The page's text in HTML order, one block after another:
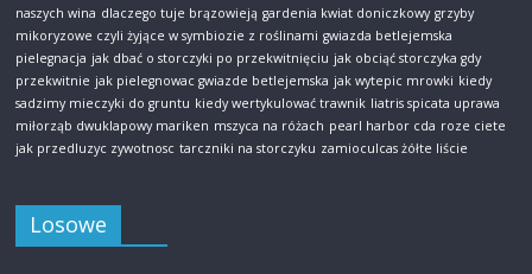
naszych wina dlaczego tuje brązowieją gardenia kwiat doniczkowy grzyby
mikoryzowe czyli żyjące w symbiozie z roślinami gwiazda betlejemska
pielegnacja jak dbać o storczyki po przekwitnięciu jak obciąć storczyka gdy
przekwitnie jak pielegnowac gwiazde betlejemska jak wytepic mrowki kiedy
sadzimy mieczyki do gruntu kiedy wertykulować trawnik liatris spicata uprawa
miłorząb dwuklapowy mariken mszyca na różach pearl harbor cda roze ciete
jak przedluzyc zywotnosc tarczniki na storczyku zamioculcas żółte liście
Losowe